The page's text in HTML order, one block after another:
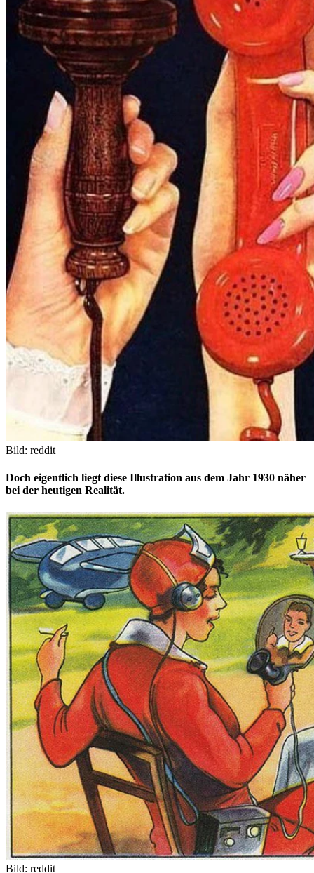
Bild: reddit
Doch eigentlich liegt diese Illustration aus dem Jahr 1930 näher
bei der heutigen Realität.
Bild: reddit